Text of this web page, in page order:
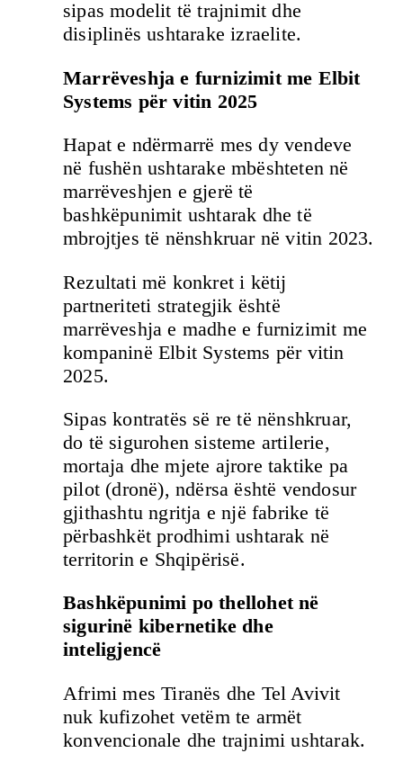
sipas modelit të trajnimit dhe
disiplinës ushtarake izraelite.
Marrëveshja e furnizimit me Elbit
Systems për vitin 2025
Hapat e ndërmarrë mes dy vendeve
në fushën ushtarake mbështeten në
marrëveshjen e gjerë të
bashkëpunimit ushtarak dhe të
mbrojtjes të nënshkruar në vitin 2023.
Rezultati më konkret i këtij
partneriteti strategjik është
marrëveshja e madhe e furnizimit me
kompaninë Elbit Systems për vitin
2025.
Sipas kontratës së re të nënshkruar,
do të sigurohen sisteme artilerie,
mortaja dhe mjete ajrore taktike pa
pilot (dronë), ndërsa është vendosur
gjithashtu ngritja e një fabrike të
përbashkët prodhimi ushtarak në
territorin e Shqipërisë.
Bashkëpunimi po thellohet në
sigurinë kibernetike dhe
inteligjencë
Afrimi mes Tiranës dhe Tel Avivit
nuk kufizohet vetëm te armët
konvencionale dhe trajnimi ushtarak.